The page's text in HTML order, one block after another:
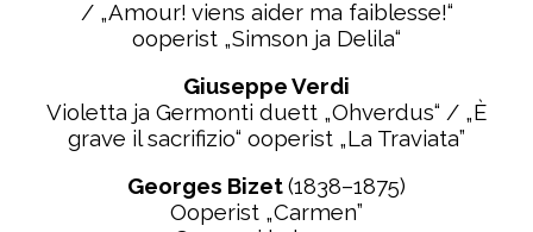
/ „Amour! viens aider ma faiblesse!“
ooperist „Simson ja Delila“
Giuseppe Verdi
Violetta ja Germonti duett „Ohverdus“ / „È
grave il sacrifizio“ ooperist „La Traviata”
Georges Bizet(1838–1875)
Ooperist „Carmen”